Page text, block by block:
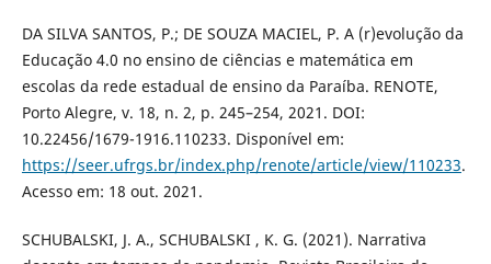
DA SILVA SANTOS, P.; DE SOUZA MACIEL, P. A (r)evolução da
Educação 4.0 no ensino de ciências e matemática em
escolas da rede estadual de ensino da Paraíba. RENOTE,
Porto Alegre, v. 18, n. 2, p. 245–254, 2021. DOI:
10.22456/1679-1916.110233. Disponível em:
https://seer.ufrgs.br/index.php/renote/article/view/110233.
Acesso em: 18 out. 2021.
SCHUBALSKI, J. A., SCHUBALSKI , K. G. (2021). Narrativa